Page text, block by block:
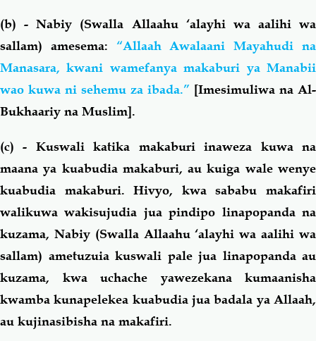
(b) - Nabiy (Swalla Allaahu ‘alayhi wa aalihi wa
sallam) amesema: “Allaah Awalaani Mayahudi na
Manasara, kwani wamefanya makaburi ya Manabii
wao kuwa ni sehemu za ibada.” [Imesimuliwa na Al-
Bukhaariy na Muslim].
(c) - Kuswali katika makaburi inaweza kuwa na
maana ya kuabudia makaburi, au kuiga wale wenye
kuabudia makaburi. Hivyo, kwa sababu makafiri
walikuwa wakisujudia jua pindipo linapopanda na
kuzama, Nabiy (Swalla Allaahu ‘alayhi wa aalihi wa
sallam) ametuzuia kuswali pale jua linapopanda au
kuzama, kwa uchache yawezekana kumaanisha
kwamba kunapelekea kuabudia jua badala ya Allaah,
au kujinasibisha na makafiri.